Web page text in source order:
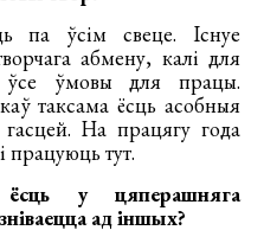
па ўсім свеце. Існуе
абмену, калі для
ўсе ўмовы для працы.
таксама ёсць асобныя
На працягу года
працуюць тут.
у цяперашняга
ад іншых?